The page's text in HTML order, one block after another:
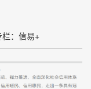
栏：信易+